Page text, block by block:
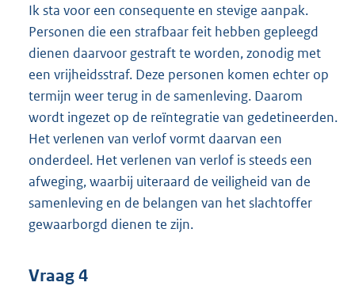
Ik sta voor een consequente en stevige aanpak.
Personen die een strafbaar feit hebben gepleegd
dienen daarvoor gestraft te worden, zonodig met
een vrijheidsstraf. Deze personen komen echter op
termijn weer terug in de samenleving. Daarom
wordt ingezet op de reïntegratie van gedetineerden.
Het verlenen van verlof vormt daarvan een
onderdeel. Het verlenen van verlof is steeds een
afweging, waarbij uiteraard de veiligheid van de
samenleving en de belangen van het slachtoffer
gewaarborgd dienen te zijn.
Vraag 4